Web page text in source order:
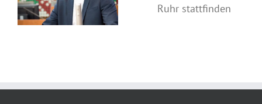
sollen an Rhein und
Ruhr stattfinden